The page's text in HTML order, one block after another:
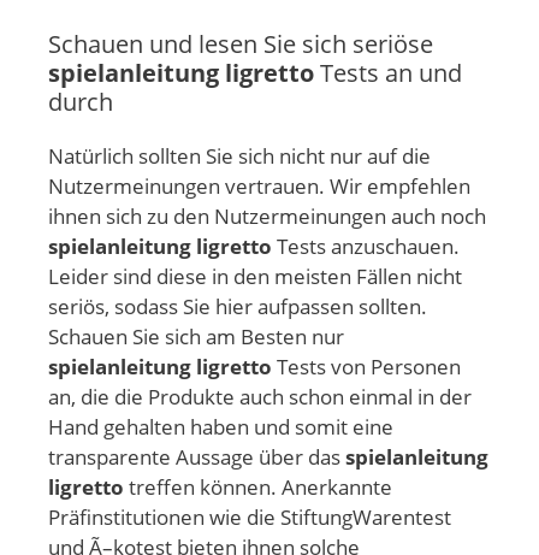
Schauen und lesen Sie sich seriöse
spielanleitung ligrettoTests an und
durch
Natürlich sollten Sie sich nicht nur auf die
Nutzermeinungen vertrauen. Wir empfehlen
ihnen sich zu den Nutzermeinungen auch noch
spielanleitung ligretto Tests anzuschauen.
Leider sind diese in den meisten Fällen nicht
seriös, sodass Sie hier aufpassen sollten.
Schauen Sie sich am Besten nur
spielanleitung ligretto Tests von Personen
an, die die Produkte auch schon einmal in der
Hand gehalten haben und somit eine
transparente Aussage über dasspielanleitung
ligretto treffen können. Anerkannte
Präfinstitutionen wie die StiftungWarentest
und Ã–kotest bieten ihnen solche